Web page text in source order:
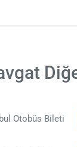
Otobüs Bileti